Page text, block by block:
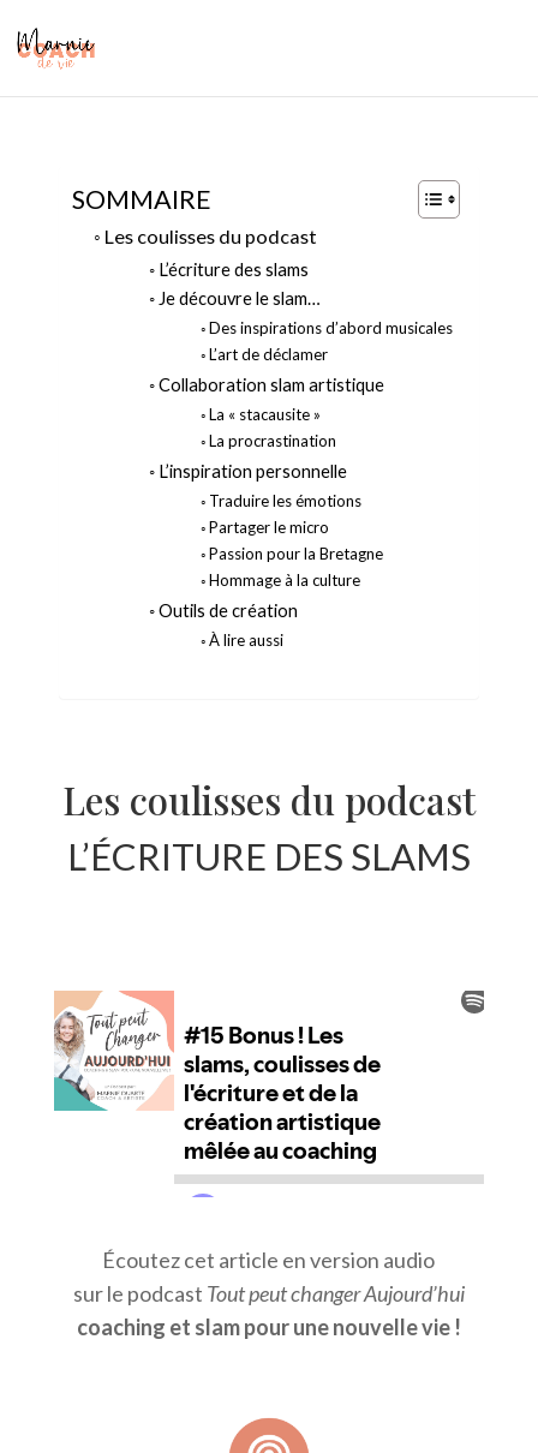
SOMMAIRE
Les coulisses du podcast
L’écriture des slams
Je découvre le slam…
Des inspirations d’abord musicales
L’art de déclamer
Collaboration slam artistique
La « stacausite »
La procrastination
L’inspiration personnelle
Traduire les émotions
Partager le micro
Passion pour la Bretagne
Hommage à la culture
Outils de création
À lire aussi
Les coulisses du podcast
L’ÉCRITURE DES SLAMS
Écoutez cet article en version audio
sur le podcast Tout peut changer Aujourd’hui
coaching et slam pour une nouvelle vie !